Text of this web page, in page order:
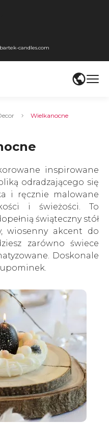
candles.com
Wielkanocne
inspirowane
odradzającego się
i ręcznie malowane
i świeżości. To
świąteczny stół
wiosenny akcent do
zarówno świece
Doskonale